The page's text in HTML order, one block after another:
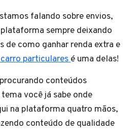
falando sobre envios,
sempre deixando
de como ganhar renda extra e
particularesé uma delas!
conteúdos
você já sabe onde
na plataforma quatro mãos,
conteúdo de qualidade